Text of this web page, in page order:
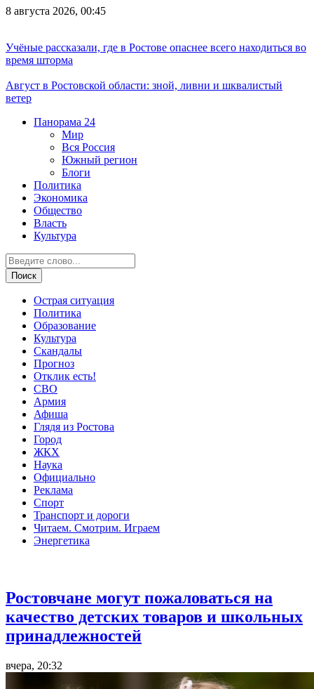
8 августа 2026, 00:45
Учёные рассказали, где в Ростове опаснее всего находиться во
время шторма
Август в Ростовской области: зной, ливни и шквалистый
ветер
Панорама 24
Мир
Вся Россия
Южный регион
Блоги
Политика
Экономика
Общество
Власть
Культура
Острая ситуация
Политика
Образование
Культура
Скандалы
Прогноз
Отклик есть!
СВО
Армия
Афиша
Глядя из Ростова
Город
ЖКХ
Наука
Официально
Реклама
Спорт
Транспорт и дороги
Читаем. Смотрим. Играем
Энергетика
Ростовчане могут пожаловаться на
качество детских товаров и школьных
принадлежностей
вчера, 20:32